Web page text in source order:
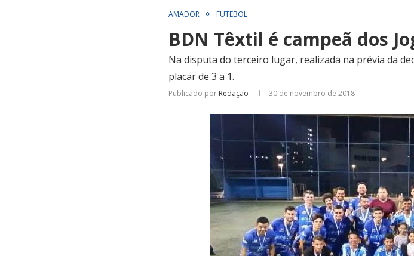
AMADOR FUTEBOL
BDN Têxtil é campeã dos
Na disputa do terceiro lugar, realizada na prévia da
placar de 3 a 1.
Publicado por Redação 30 de novembro de 2018